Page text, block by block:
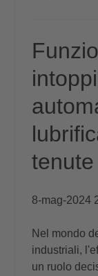
8-mag-2024
Nel mondo
industriali,
un ruolo